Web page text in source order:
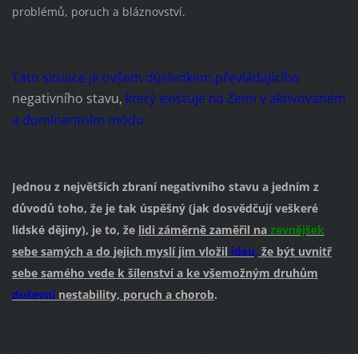
problémů, poruch a bláznovství.
Tato situace je ovšem důsledkem převládajícího
negativního stavu, který existuje na Zemi v aktivovaném
a dominantním módu.
Jednou z největších zbraní negativního stavu a jedním z
důvodů toho, že je tak úspěšný (jak dosvědčují veškeré
lidské dějiny), je to, že lidi záměrně zaměřil na zevnějšek
sebe samých a do jejich myslí jim vložil ideu, že být uvnitř
sebe samého vede k šílenství a ke všemožným druhům
duševní nestability, poruch a chorob.